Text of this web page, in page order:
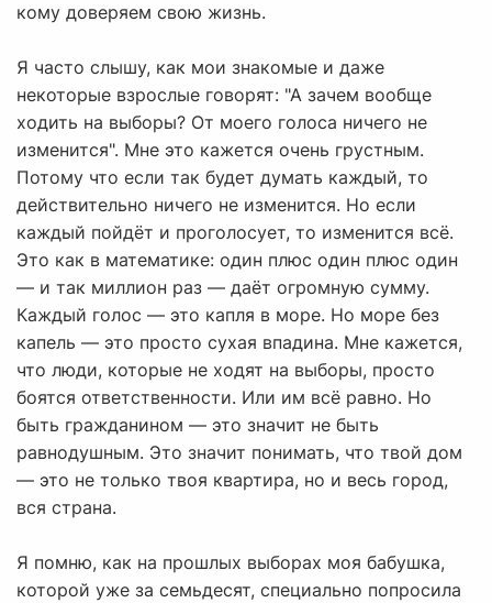
кому доверяем свою жизнь.
Я часто слышу, как мои знакомые и даже
некоторые взрослые говорят: "А зачем вообще
ходить на выборы? От моего голоса ничего не
изменится". Мне это кажется очень грустным.
Потому что если так будет думать каждый, то
действительно ничего не изменится. Но если
каждый пойдёт и проголосует, то изменится всё.
Это как в математике: один плюс один плюс один
— и так миллион раз — даёт огромную сумму.
Каждый голос — это капля в море. Но море без
капель — это просто сухая впадина. Мне кажется,
что люди, которые не ходят на выборы, просто
боятся ответственности. Или им всё равно. Но
быть гражданином — это значит не быть
равнодушным. Это значит понимать, что твой дом
— это не только твоя квартира, но и весь город,
вся страна.
Я помню, как на прошлых выборах моя бабушка,
которой уже за семьдесят, специально попросила